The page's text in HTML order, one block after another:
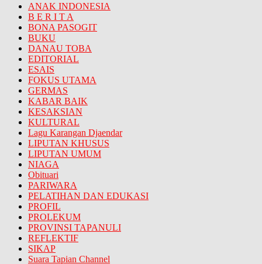
ANAK INDONESIA
B E R I T A
BONA PASOGIT
BUKU
DANAU TOBA
EDITORIAL
ESAIS
FOKUS UTAMA
GERMAS
KABAR BAIK
KESAKSIAN
KULTURAL
Lagu Karangan Djaendar
LIPUTAN KHUSUS
LIPUTAN UMUM
NIAGA
Obituari
PARIWARA
PELATIHAN DAN EDUKASI
PROFIL
PROLEKUM
PROVINSI TAPANULI
REFLEKTIF
SIKAP
Suara Tapian Channel